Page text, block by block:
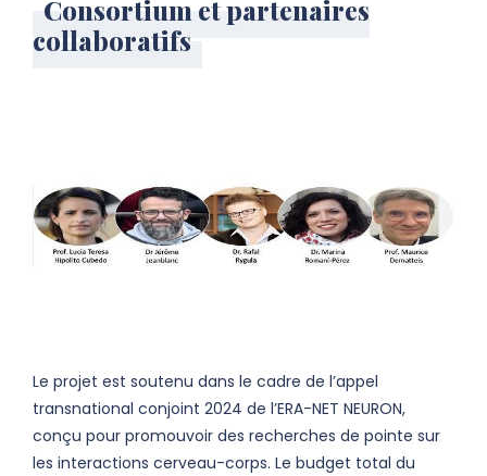
Consortium et partenaires
collaboratifs
Le projet est soutenu dans le cadre de l’appel
transnational conjoint 2024 de l’ERA-NET NEURON,
conçu pour promouvoir des recherches de pointe sur
les interactions cerveau-corps. Le budget total du